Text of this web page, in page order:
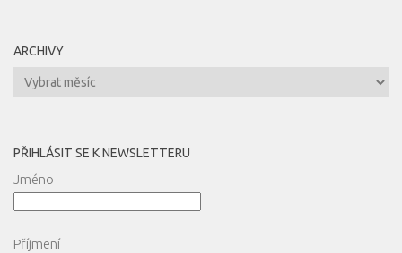
ARCHIVY
Archivy
PŘIHLÁSIT SE K NEWSLETTERU
Jméno
Příjmení